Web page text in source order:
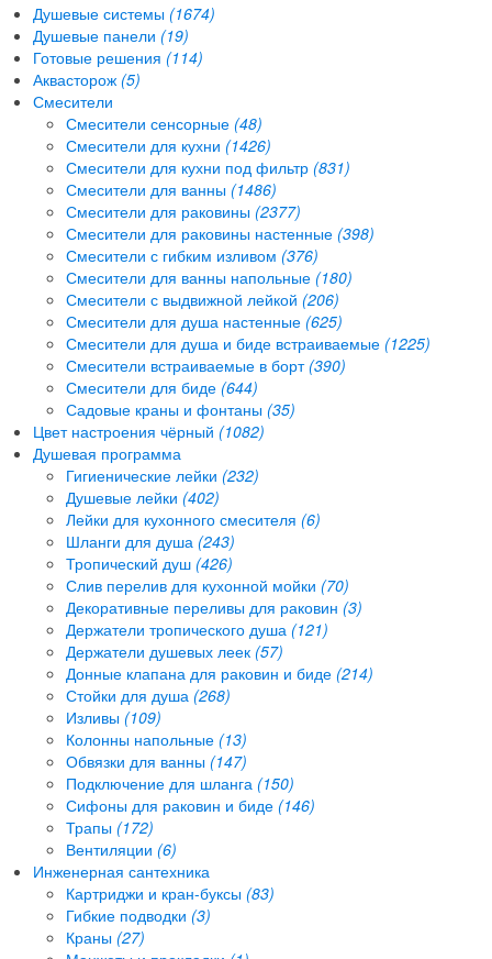
Душевые системы (1674)
Душевые панели (19)
Готовые решения (114)
Аквасторож (5)
Смесители
Смесители сенсорные (48)
Смесители для кухни (1426)
Смесители для кухни под фильтр (831)
Смесители для ванны (1486)
Смесители для раковины (2377)
Смесители для раковины настенные (398)
Смесители с гибким изливом (376)
Смесители для ванны напольные (180)
Смесители с выдвижной лейкой (206)
Смесители для душа настенные (625)
Смесители для душа и биде встраиваемые (1225)
Смесители встраиваемые в борт (390)
Смесители для биде (644)
Садовые краны и фонтаны (35)
Цвет настроения чёрный (1082)
Душевая программа
Гигиенические лейки (232)
Душевые лейки (402)
Лейки для кухонного смесителя (6)
Шланги для душа (243)
Тропический душ (426)
Слив перелив для кухонной мойки (70)
Декоративные переливы для раковин (3)
Держатели тропического душа (121)
Держатели душевых леек (57)
Донные клапана для раковин и биде (214)
Стойки для душа (268)
Изливы (109)
Колонны напольные (13)
Обвязки для ванны (147)
Подключение для шланга (150)
Сифоны для раковин и биде (146)
Трапы (172)
Вентиляции (6)
Инженерная сантехника
Картриджи и кран-буксы (83)
Гибкие подводки (3)
Краны (27)